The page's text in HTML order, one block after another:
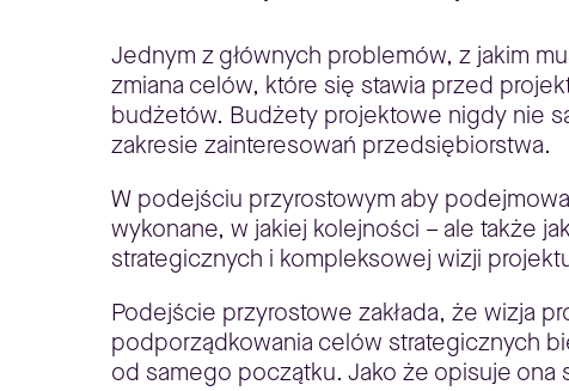
Jednym z głównych problemów, z jakim
zmiana celów, które się stawia przed
budżetów. Budżety projektowe nigdy nie
zakresie zainteresowań przedsiębiorstwa.
W podejściu przyrostowym aby
wykonane, w jakiej kolejności – ale także
strategicznych i kompleksowej wizji
Podejście przyrostowe zakłada, że wizja
podporządkowania celów strategicznych
od samego początku. Jako że opisuje